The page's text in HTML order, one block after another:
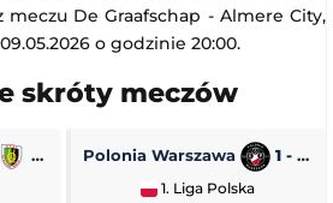
De Graafschap - Almere City,
o godzinie 20:00.
skróty meczów
Polonia Warszawa 1 - 0
1. Liga Polska